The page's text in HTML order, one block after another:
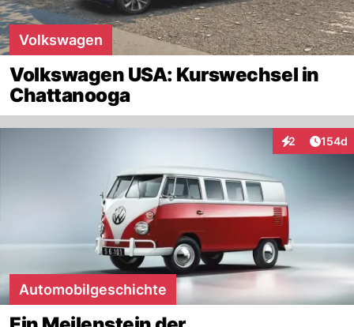
Volkswagen
Volkswagen USA: Kurswechsel in
Chattanooga
2
Interaktionen
154d
Automobilgeschichte